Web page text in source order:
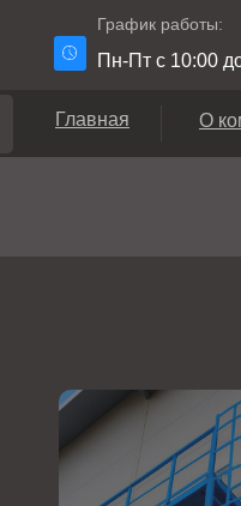
График работы:
Пн-Пт с 10:00
О
Главная